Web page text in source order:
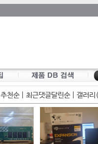
추천순| 최근댓글달린순| 갤러